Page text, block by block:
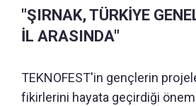
"ŞIRNAK, TÜRKİYE
İL ARASINDA"
TEKNOFEST'in gençlerin
fikirlerini hayata geçirdiği